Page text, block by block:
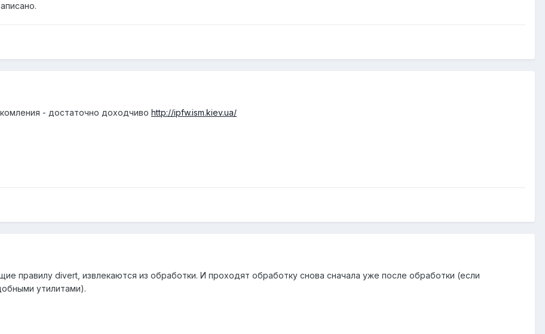
- достаточно доходчиво http://ipfw.ism.kiev.ua/
правилу divert, извлекаются из обработки. И проходят обработку снова сначала уже после обработки (если
утилитами).